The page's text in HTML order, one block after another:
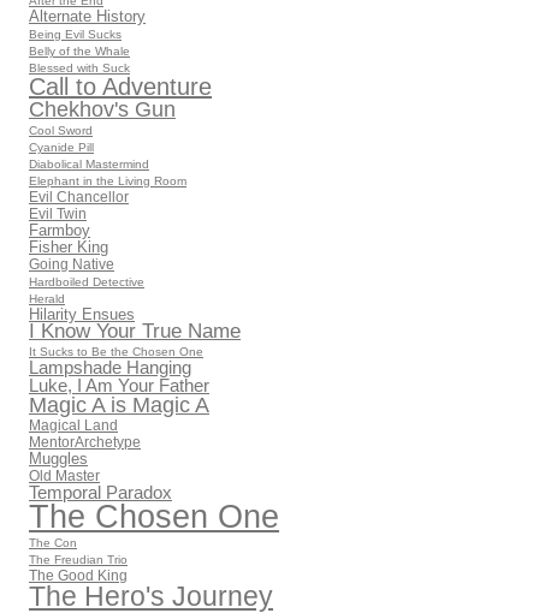
Alternate History
Being Evil Sucks
Belly of the Whale
Blessed with Suck
Call to Adventure
Chekhov's Gun
Cool Sword
Cyanide Pill
Diabolical Mastermind
Elephant in the Living Room
Evil Chancellor
Evil Twin
Farmboy
Fisher King
Going Native
Hardboiled Detective
Herald
Hilarity Ensues
I Know Your True Name
It Sucks to Be the Chosen One
Lampshade Hanging
Luke, I Am Your Father
Magic A is Magic A
Magical Land
MentorArchetype
Muggles
Old Master
Temporal Paradox
The Chosen One
The Con
The Freudian Trio
The Good King
The Hero's Journey